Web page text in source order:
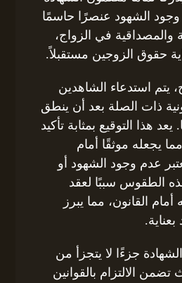
وجود الشهود عنصرًا حاسمًا
في الزواج،
حقوق الزوجين مستقبلاً.
يتم استدعاء الشاهدين
ذات الصلة بعد أن ينطق
هذا التوقيع بمثابة تأكيد
يجعله موثقًا أمام
عدم وجود الشهود أو
الطقوس سببًا لعقد
القانون، مما يبرز
جزءًا لا يتجزأ من
الالتزام بالقوانين